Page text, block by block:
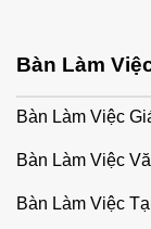
Bàn Làm
Bàn Làm Việc
Bàn Làm Việc
Bàn Làm Việc